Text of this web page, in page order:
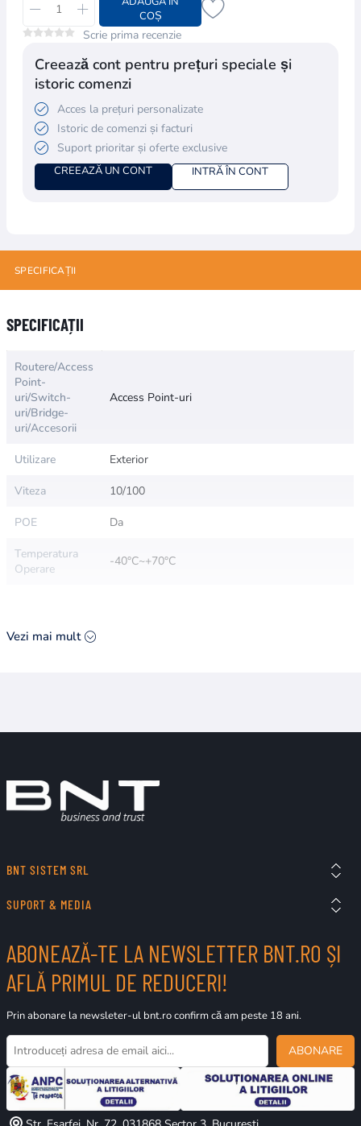
COȘ
Scrie prima recenzie
Creează cont pentru prețuri speciale și
istoric comenzi
Acces la prețuri personalizate
Istoric de comenzi și facturi
Suport prioritar și oferte exclusive
CREEAZĂ UN CONT INTRĂ ÎN CONT
SPECIFICAȚII
SPECIFICAȚII
Numele atributuluiValoarea atributului
Routere/Access
Point-
uri/Switch-
uri/Bridge-
uri/Accesorii
Access Point-uri
Utilizare Exterior
Viteza 10/100
POE Da
Temperatura
Operare
-40°C~+70°C
Vezi mai mult
BNT SISTEM SRL
SUPORT & MEDIA
ABONEAZĂ-TE LA NEWSLETTER BNT.RO ȘI
AFLĂ PRIMUL DE REDUCERI!
Prin abonare la newsleter-ul bnt.ro confirm că am peste 18 ani.
ABONARE